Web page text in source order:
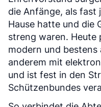
die Anfänge, als fast
Hause hatte und die
streng waren. Heute
modern und
anderem mit
und ist fest in den
Schützenbundes